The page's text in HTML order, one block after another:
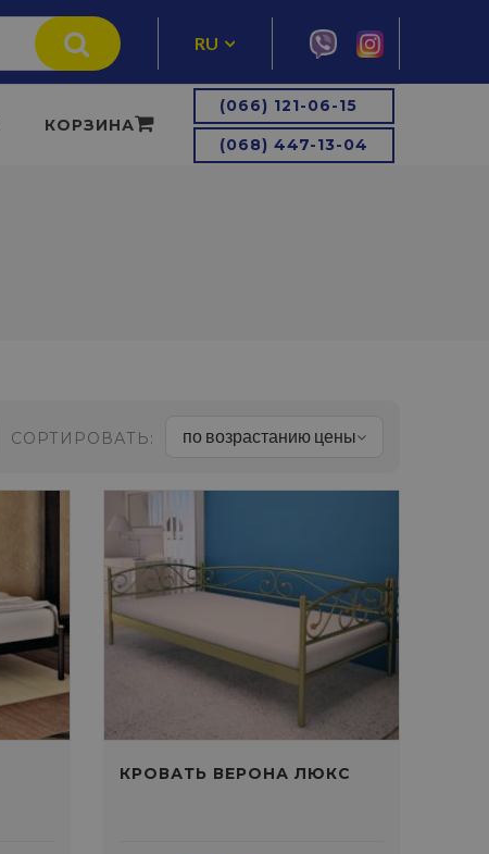
RU
(066) 121-06-15
(068) 447-13-04
КОРЗИНА
СОРТИРОВАТЬ: по возрастанию цены
КРОВАТЬ ВЕРОНА ЛЮКС